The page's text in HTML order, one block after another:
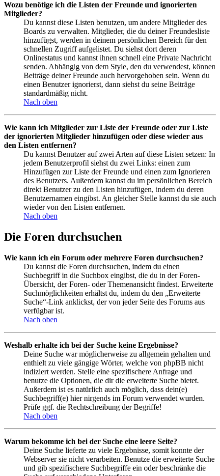
Wozu benötige ich die Listen der Freunde und ignorierten
Mitglieder?
Du kannst diese Listen benutzen, um andere Mitglieder des
Boards zu verwalten. Mitglieder, die du deiner Freundesliste
hinzufügst, werden in deinem persönlichen Bereich für den
schnellen Zugriff aufgelistet. Du siehst dort deren
Onlinestatus und kannst ihnen schnell eine Private Nachricht
senden. Abhängig von dem Style, den du verwendest, können
Beiträge deiner Freunde auch hervorgehoben sein. Wenn du
einen Benutzer ignorierst, dann siehst du seine Beiträge
standardmäßig nicht.
Nach oben
Wie kann ich Mitglieder zur Liste der Freunde oder zur Liste
der ignorierten Mitglieder hinzufügen oder diese wieder aus
den Listen entfernen?
Du kannst Benutzer auf zwei Arten auf diese Listen setzen: In
jedem Benutzerprofil siehst du zwei Links: einen zum
Hinzufügen zur Liste der Freunde und einen zum Ignorieren
des Benutzers. Außerdem kannst du im persönlichen Bereich
direkt Benutzer zu den Listen hinzufügen, indem du deren
Benutzernamen eingibst. An gleicher Stelle kannst du sie auch
wieder von den Listen entfernen.
Nach oben
Die Foren durchsuchen
Wie kann ich ein Forum oder mehrere Foren durchsuchen?
Du kannst die Foren durchsuchen, indem du einen
Suchbegriff in die Suchbox eingibst, die du in der Foren-
Übersicht, der Foren- oder Themenansicht findest. Erweiterte
Suchmöglichkeiten erhältst du, indem du den „Erweiterte
Suche“-Link anklickst, der von jeder Seite des Forums aus
verfügbar ist.
Nach oben
Weshalb erhalte ich bei der Suche keine Ergebnisse?
Deine Suche war möglicherweise zu allgemein gehalten und
enthielt zu viele gängige Wörter, welche von phpBB nicht
indiziert werden. Stelle eine spezifischere Anfrage und
benutze die Optionen, die dir die erweiterte Suche bietet.
Außerdem ist es natürlich auch möglich, dass dein(e)
Suchbegriff(e) hier nirgends im Forum verwendet wurden.
Prüfe ggf. die Rechtschreibung der Begriffe!
Nach oben
Warum bekomme ich bei der Suche eine leere Seite?
Deine Suche lieferte zu viele Ergebnisse, somit konnte der
Webserver sie nicht verarbeiten. Benutze die erweiterte Suche
und gib spezifischere Suchbegriffe ein oder beschränke die